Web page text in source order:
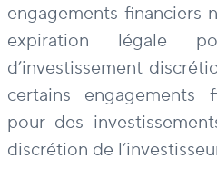
engagements financiers
expiration légale
d’investissement
certains engagements
pour des
discrétion de